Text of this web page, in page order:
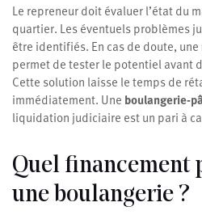
Le repreneur doit évaluer l’état du
quartier. Les éventuels problèmes
être identifiés. En cas de doute, une
permet de tester le potentiel avant
Cette solution laisse le temps de
immédiatement. Une boulangerie-
liquidation judiciaire est un pari à
Quel financement
une boulangerie ?